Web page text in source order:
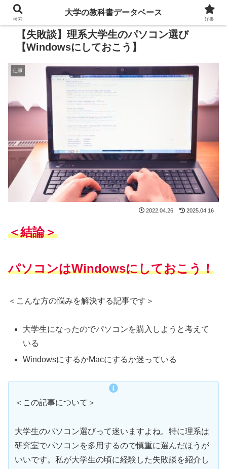
【失敗談】理系大学生のパソコン選び
【Windowsにしておこう】
仕事
2022.04.26 2025.04.16
＜結論＞
パソコンはWindowsにしておこう！
＜こんな方の悩みを解決する記事です＞
大学生になったのでパソコンを購入しようと考えて
いる
WindowsにするかMacにするか迷っている
＜この記事について＞
大学生のパソコン選びって迷いますよね。特に理系は
研究室でパソコンを多用するので慎重に選んだほうが
いいです。私が大学生の頃に経験した失敗談を紹介し
検索
大学の教科書データベース
洋書